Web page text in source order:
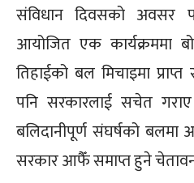
संविधान दिवसको अवसर
आयोजित एक कार्यक्रममा
तिहाईको बल मिचाइमा
पनि सरकारलाई सचेत
बलिदानीपूर्ण संघर्षको
सरकार आफैँ समाप्त हुने